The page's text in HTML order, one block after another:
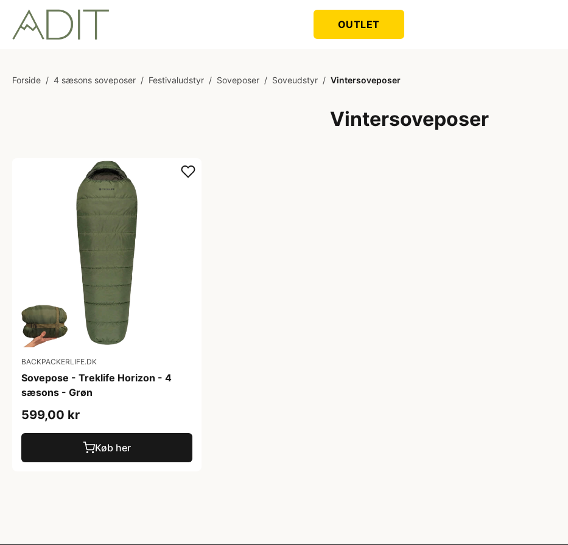
OUTLET
Forside / 4 sæsons soveposer / Festivaludstyr / Soveposer / Soveudstyr / Vintersoveposer
Vintersoveposer
BACKPACKERLIFE.DK
Sovepose - Treklife Horizon - 4
sæsons - Grøn
599,00 kr
Køb her